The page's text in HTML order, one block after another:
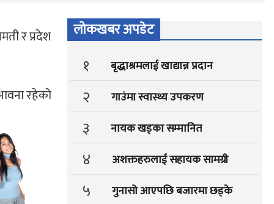
र प्रदेश
रहेको
लोकखबर अपडेट
१ बृद्धाश्रमलाई खाद्यान्न प्रदान
२ गाउंमा स्वास्थ्य उपकरण
३ नायक खड्का सम्मानित
४ अशक्तहरुलाई सहायक सामग्री
५ गुनासो आएपछि बजारमा छड्के